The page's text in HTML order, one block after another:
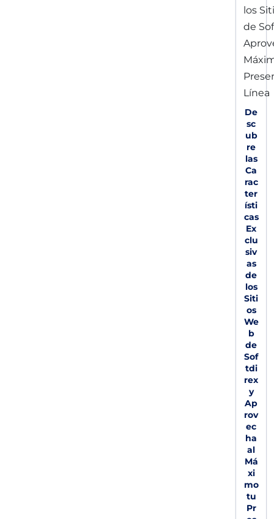
De
sc
ub
re
las
Ca
rac
ter
ísti
cas
Ex
clu
siv
as
de
los
Siti
os
We
b
de
Sof
tdi
rex
y
Ap
rov
ec
ha
al
Má
xi
mo
tu
Pr